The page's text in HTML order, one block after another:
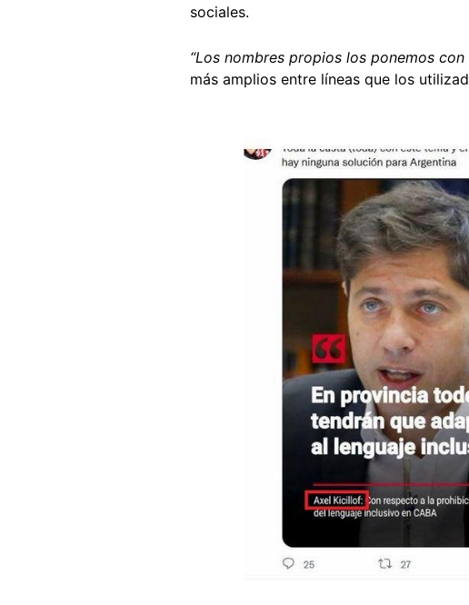
sociales.
“Los nombres propios los ponemos con
más amplios entre líneas que los